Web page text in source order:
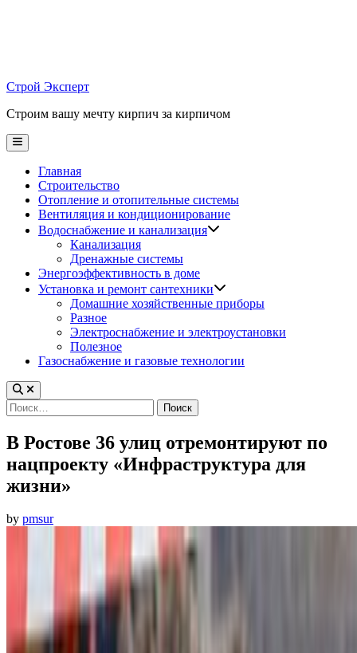
Строй Эксперт
Строим вашу мечту кирпич за кирпичом
Main
Menu
Главная
Строительство
Отопление и отопительные системы
Вентиляция и кондиционирование
Водоснабжение и канализация
Канализация
Дренажные системы
Энергоэффективность в доме
Установка и ремонт сантехники
Домашние хозяйственные приборы
Разное
Электроснабжение и электроустановки
Полезное
Газоснабжение и газовые технологии
Найти:
В Ростове 36 улиц отремонтируют по
нацпроекту «Инфраструктура для
жизни»
by pmsur